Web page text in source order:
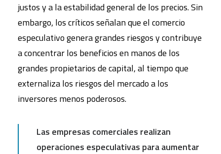
justos y a la estabilidad general de los precios. Sin
embargo, los críticos señalan que el comercio
especulativo genera grandes riesgos y contribuye
a concentrar los beneficios en manos de los
grandes propietarios de capital, al tiempo que
externaliza los riesgos del mercado a los
inversores menos poderosos.
Las empresas comerciales realizan
operaciones especulativas para aumentar